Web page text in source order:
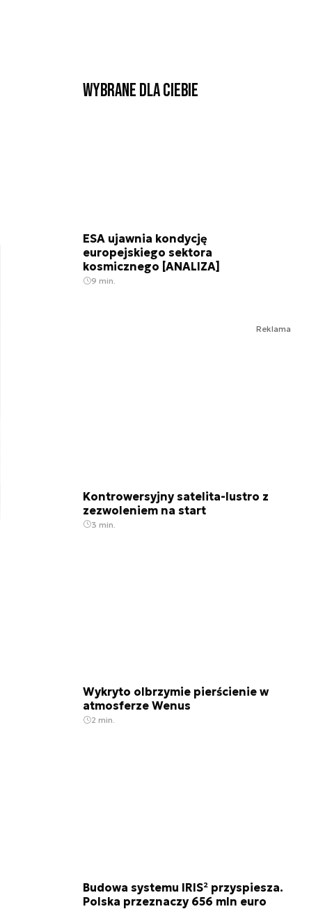
Wybrane dla Ciebie
ESA ujawnia kondycję
europejskiego sektora
kosmicznego [ANALIZA]
9 min.
Reklama
Kontrowersyjny satelita-lustro z
zezwoleniem na start
3 min.
Wykryto olbrzymie pierścienie w
atmosferze Wenus
2 min.
Budowa systemu IRIS² przyspiesza.
Polska przeznaczy 656 mln euro